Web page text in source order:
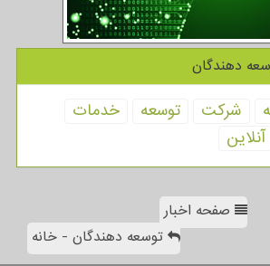
دهندگان
شركت توسعه
خدمات
آنلاین
صفحه اخبار
توسعه دهندگان - خانه